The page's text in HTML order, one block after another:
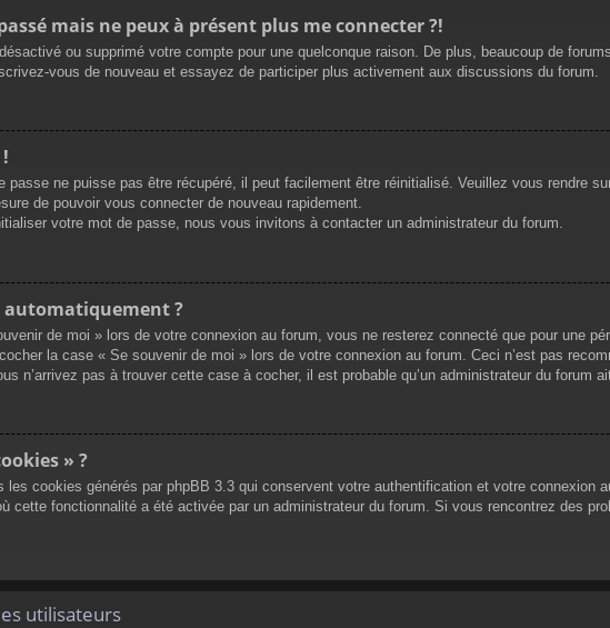
mais ne peux à présent plus me connecter ?!
ou supprimé votre compte pour une quelconque raison. De plus, beaucoup de
vous de nouveau et essayez de participer plus activement aux discussions du forum.
passe ne puisse pas être récupéré, il peut facilement être réinitialisé. Veuillez vous rendre
de pouvoir vous connecter de nouveau rapidement.
votre mot de passe, nous vous invitons à contacter un administrateur du forum.
automatiquement ?
de moi » lors de votre connexion au forum, vous ne resterez connecté que pour une
la case « Se souvenir de moi » lors de votre connexion au forum. Ceci n’est pas
n’arrivez pas à trouver cette case à cocher, il est probable qu’un administrateur du forum
» ?
les cookies générés par phpBB 3.3 qui conservent votre authentification et votre connexion
cette fonctionnalité a été activée par un administrateur du forum. Si vous rencontrez des
utilisateurs